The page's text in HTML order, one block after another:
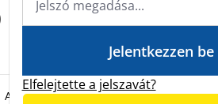
Elfelejtette a jelszavát?
Jelentkezzen be
mm² 500m
Az árak csak sikeres regisztráció után